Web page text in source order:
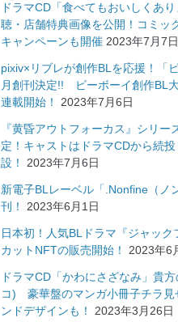
ドラマCD「食べてもおいしくあ
聴・店舗特典画像を公開！コミッ
キャンペーンも開催 2023年7月7日
pixiv×リブレが創作BLを応援！「
月創刊決定!! ビーボーイ創作BL
連載開始！
2023年7月6日
『黄昏アウトフォーカス』シリー
定！キャストはドラマCDから続
設！
2023年7月6日
新電子BLレーベル「.Nonfine（ノ
刊！
2023年6月1日
日本初！人気BLドラマ『ジャック
カットNFTの販売開始！
2023年6
ドラマCD「かわにさざなみ」貴
コ) 豪華盤のマンガ小冊子チラ見
ンドデザインも！
2023年3月26日